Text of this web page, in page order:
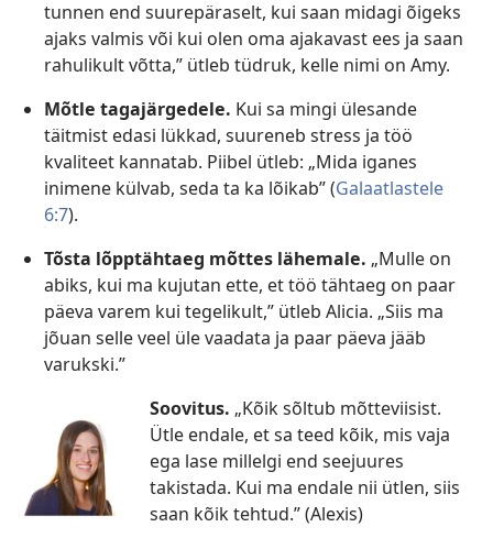
tunnen end suurepäraselt, kui saan midagi õigeks
ajaks valmis või kui olen oma ajakavast ees ja saan
rahulikult võtta,” ütleb tüdruk, kelle nimi on Amy.
Mõtle tagajärgedele. Kui sa mingi ülesande
täitmist edasi lükkad, suureneb stress ja töö
kvaliteet kannatab. Piibel ütleb: „Mida iganes
inimene külvab, seda ta ka lõikab” (Galaatlastele
6:7).
Tõsta lõpptähtaeg mõttes lähemale. „Mulle on
abiks, kui ma kujutan ette, et töö tähtaeg on paar
päeva varem kui tegelikult,” ütleb Alicia. „Siis ma
jõuan selle veel üle vaadata ja paar päeva jääb
varukski.”
Soovitus. „Kõik sõltub mõtteviisist.
Ütle endale, et sa teed kõik, mis vaja
ega lase millelgi end seejuures
takistada. Kui ma endale nii ütlen, siis
saan kõik tehtud.” (Alexis)